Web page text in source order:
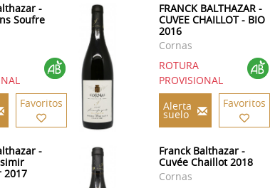
-
Soufre
Favoritos
FRANCK BALTHAZAR -
CUVEE CHAILLOT - BIO
2016
Cornas
ROTURA
PROVISIONAL
Alerta
suelo
Favoritos
-
2017
Franck Balthazar -
Cuvée Chaillot 2018
Cornas